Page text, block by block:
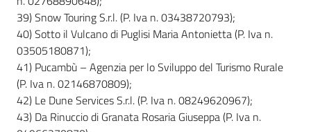
39) Snow Touring S.r.l. (P. Iva n. 03438720793);
40) Sotto il Vulcano di Puglisi Maria Antonietta (P. Iva n.
03505180871);
41) Pucambù – Agenzia per lo Sviluppo del Turismo Rurale
(P. Iva n. 02146870809);
42) Le Dune Services S.r.l. (P. Iva n. 08249620967);
43) Da Rinuccio di Granata Rosaria Giuseppa (P. Iva n.